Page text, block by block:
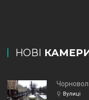
НОВІ
Вулиці